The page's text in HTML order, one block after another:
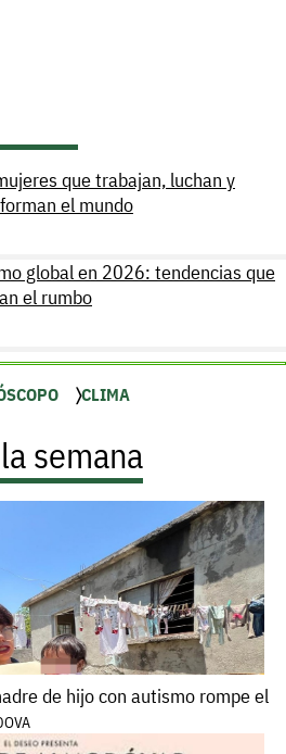
que trabajan, luchan y
el mundo
global en 2026: tendencias que
el rumbo
CLIMA
semana
de hijo con autismo rompe el